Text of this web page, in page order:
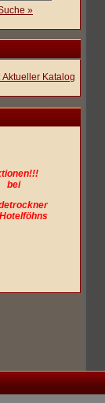
»
Aktueller Katalog
bei